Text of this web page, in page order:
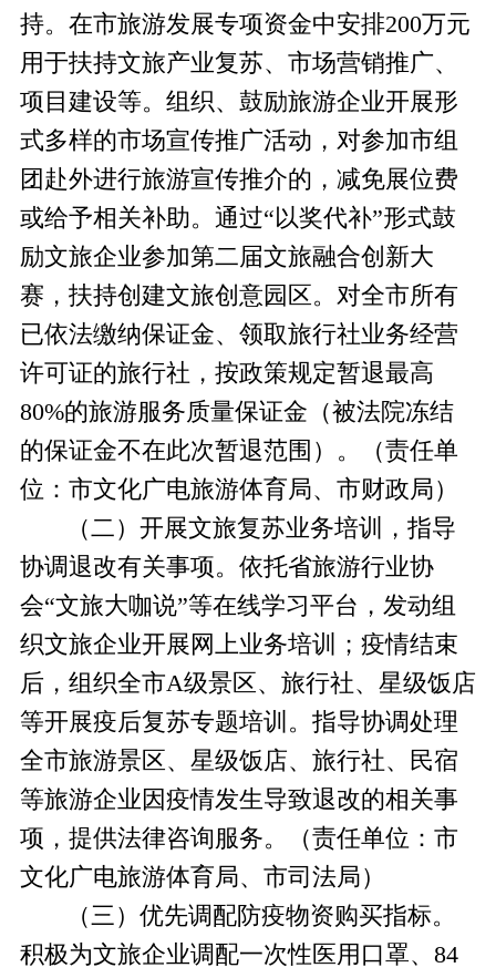
持。 在市旅游发展专项资金中安排200万元
用于扶持文旅产业复苏、市场营销推广、
项目建设等。 组织、 鼓励旅游企业开展形
式多样的市场宣传推广活动，对参加市组
团赴外进行旅游宣传推介的，减免展位费
或给予相关补助。通过“以奖代补”形式鼓
励文旅企业参加第二届文旅融合创新大
赛，扶持创建文旅创意园区。 对全市所有
已依法缴纳保证金、领取旅行社业务经营
许可证的旅行社，按政策规定暂退最高
80%的旅游服务质量保证金（被法院冻结
的保证金不在此次暂退范围）。
（责任单
位：市文化广电旅游体育局、市财政局）
（二）开展文旅复苏业务培训，指导
协调退改有关事项。 依托省旅游行业协
会“文旅大咖说”等在线学习平台，发动组
织文旅企业开展网上业务培训
； 疫情结束
后，组织全市A级景区、旅行社、星级饭店
等开展疫后复苏专题培训。指导协调处理
全市旅游景区、星级饭店、旅行社、民宿
等旅游企业因疫情发生导致退改的相关事
项，提供法律咨询服务。
（责任单位：市
文化广电旅游体育局、市司法局）
（三）优先调配防疫物资购买指标。
积极为文旅企业调配一次性医用口罩、 84